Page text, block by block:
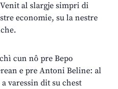
al slargje simpri di
economie, su la nestre
cun nô pre Bepo
e pre Antoni Beline: al
varessin dit su chest